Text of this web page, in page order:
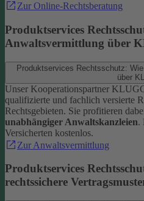
Zur Online-Rechtsberatung
Produktservices
Anwaltsvermittlung über
Produktservices Rechtsschutz:
über
Unser Kooperationspartner
qualifizierte und fachlich versierte
Rechtsgebieten. Sie profitieren
unabhängiger Anwaltskanzleien.
Versicherten kostenlos.
Zur Anwaltsvermittlung
Produktservices
rechtssichere